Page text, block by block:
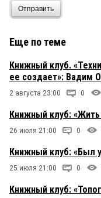
Отправить
Еще по теме
Книжный клуб.
ее создает»: Вадим
2 августа 23:00 0
Книжный клуб:
26 июля 21:00 0
Книжный клуб: «Был
25 июля 21:00 0
Книжный клуб: